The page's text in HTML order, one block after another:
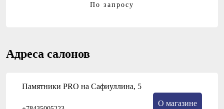
По запросу
Адреса салонов
Памятники PRO на Сафиуллина, 5
О магазине